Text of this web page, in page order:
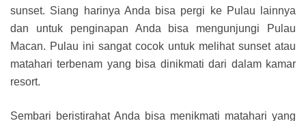
sunset. Siang harinya Anda bisa pergi ke Pulau lainnya
dan untuk penginapan Anda bisa mengunjungi Pulau
Macan. Pulau ini sangat cocok untuk melihat sunset atau
matahari terbenam yang bisa dinikmati dari dalam kamar
resort.
Sembari beristirahat Anda bisa menikmati matahari yang